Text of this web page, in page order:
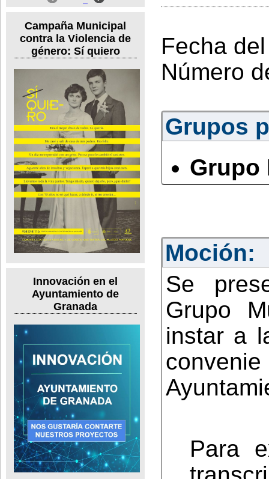
Campaña Municipal
contra la Violencia de
género: Sí quiero
Innovación en el
Ayuntamiento de
Granada
Fecha
Número
Grupos
Grupo
Moción:
Se
Grupo
instar a
Para